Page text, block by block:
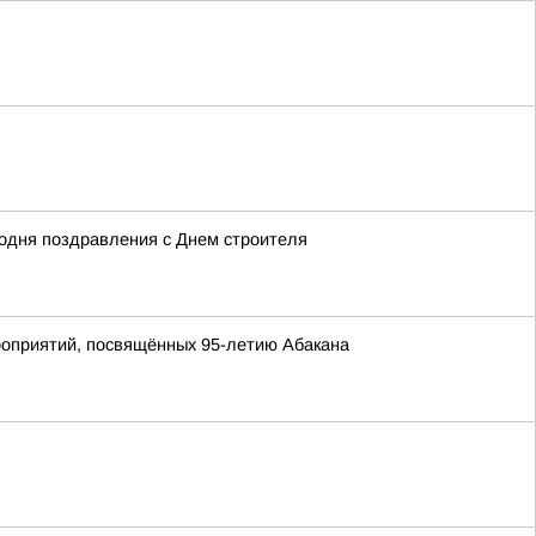
поздравления с Днем строителя
посвящённых 95-летию Абакана